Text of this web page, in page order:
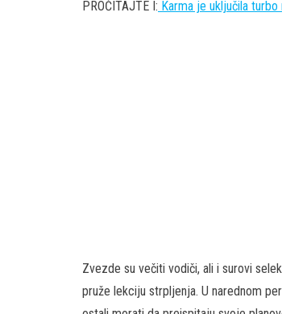
PROČITAJTE I: Karma je uključila
Zvezde su večiti vodiči, ali i surovi
pruže lekciju strpljenja. U narednom